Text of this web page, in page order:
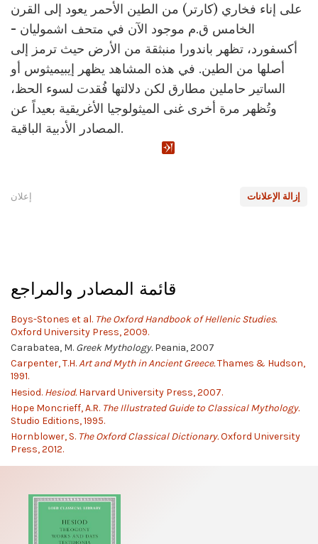
على إناء فخاري (كارتر) من الطين الأحمر يعود إلى القرن
الخامس ق.م موجود الآن في متحف اشموليان -
أكسفورد، تظهر باندورا منبثقة من الأرض حيث ترمز إلى
أصلها من الطين. في هذه المشاهد يظهر إيبيميثوس أو
الساتير حاملين مطارق لكن دلالتها فُقدت لسوء الحظ،
وتُظهر مرة أخرى غنى الميثولوجيا الأغريقية بعيداً عن
المصادر الأدبية الباقية.
إزالة الإعلانات إعلان
قائمة المصادر والمراجع
Boys-Stones et al. The Oxford Handbook of Hellenic Studies.
Oxford University Press, 2009.
Carabatea, M. Greek Mythology.Peania, 2007
Carpenter, T.H.Art and Myth in Ancient Greece.Thames & Hudson,
1991.
Hesiod. Hesiod.Harvard University Press, 2007.
Hope Moncrieff, A.R. The Illustrated Guide to Classical Mythology.
Studio Editions, 1995.
Hornblower, S. The Oxford Classical Dictionary.Oxford University
Press, 2012.